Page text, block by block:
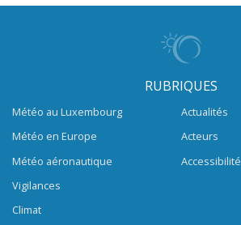
RUBRIQUES
Météo au Luxembourg
Météo en Europe
Météo aéronautique
Vigilances
Climat
Actualités
Acteurs
Accessibilité